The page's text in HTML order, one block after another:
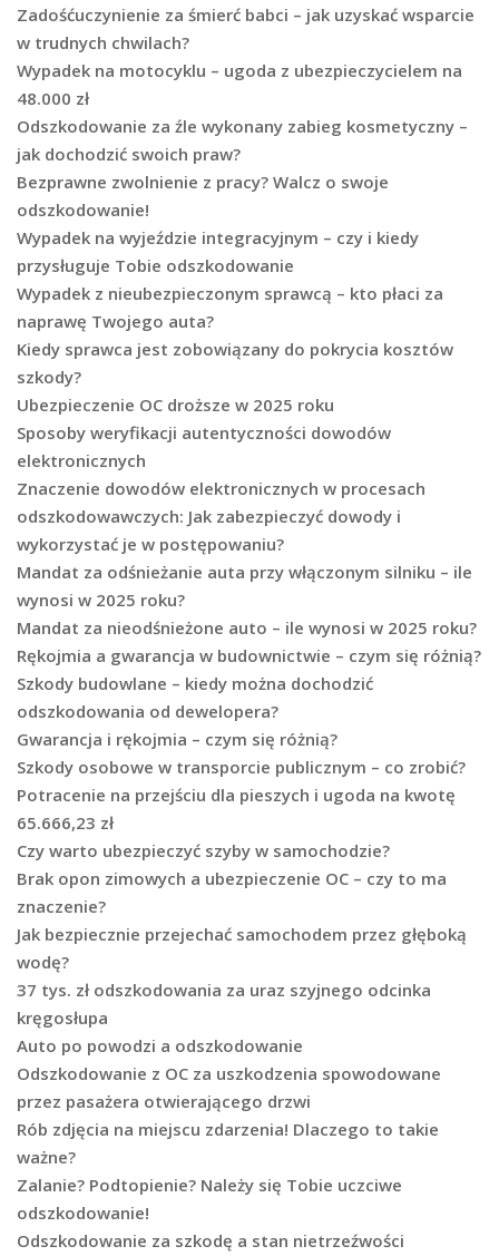
Zadośćuczynienie za śmierć babci – jak uzyskać wsparcie
w trudnych chwilach?
Wypadek na motocyklu – ugoda z ubezpieczycielem na
48.000 zł
Odszkodowanie za źle wykonany zabieg kosmetyczny –
jak dochodzić swoich praw?
Bezprawne zwolnienie z pracy? Walcz o swoje
odszkodowanie!
Wypadek na wyjeździe integracyjnym – czy i kiedy
przysługuje Tobie odszkodowanie
Wypadek z nieubezpieczonym sprawcą – kto płaci za
naprawę Twojego auta?
Kiedy sprawca jest zobowiązany do pokrycia kosztów
szkody?
Ubezpieczenie OC droższe w 2025 roku
Sposoby weryfikacji autentyczności dowodów
elektronicznych
Znaczenie dowodów elektronicznych w procesach
odszkodowawczych: Jak zabezpieczyć dowody i
wykorzystać je w postępowaniu?
Mandat za odśnieżanie auta przy włączonym silniku – ile
wynosi w 2025 roku?
Mandat za nieodśnieżone auto – ile wynosi w 2025 roku?
Rękojmia a gwarancja w budownictwie – czym się różnią?
Szkody budowlane – kiedy można dochodzić
odszkodowania od dewelopera?
Gwarancja i rękojmia – czym się różnią?
Szkody osobowe w transporcie publicznym – co zrobić?
Potracenie na przejściu dla pieszych i ugoda na kwotę
65.666,23 zł
Czy warto ubezpieczyć szyby w samochodzie?
Brak opon zimowych a ubezpieczenie OC – czy to ma
znaczenie?
Jak bezpiecznie przejechać samochodem przez głęboką
wodę?
37 tys. zł odszkodowania za uraz szyjnego odcinka
kręgosłupa
Auto po powodzi a odszkodowanie
Odszkodowanie z OC za uszkodzenia spowodowane
przez pasażera otwierającego drzwi
Rób zdjęcia na miejscu zdarzenia! Dlaczego to takie
ważne?
Zalanie? Podtopienie? Należy się Tobie uczciwe
odszkodowanie!
Odszkodowanie za szkodę a stan nietrzeźwości